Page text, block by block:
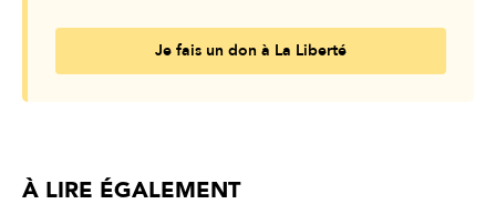
Je fais un don à La Liberté
À LIRE ÉGALEMENT